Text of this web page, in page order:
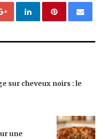
sur cheveux noirs : le
une